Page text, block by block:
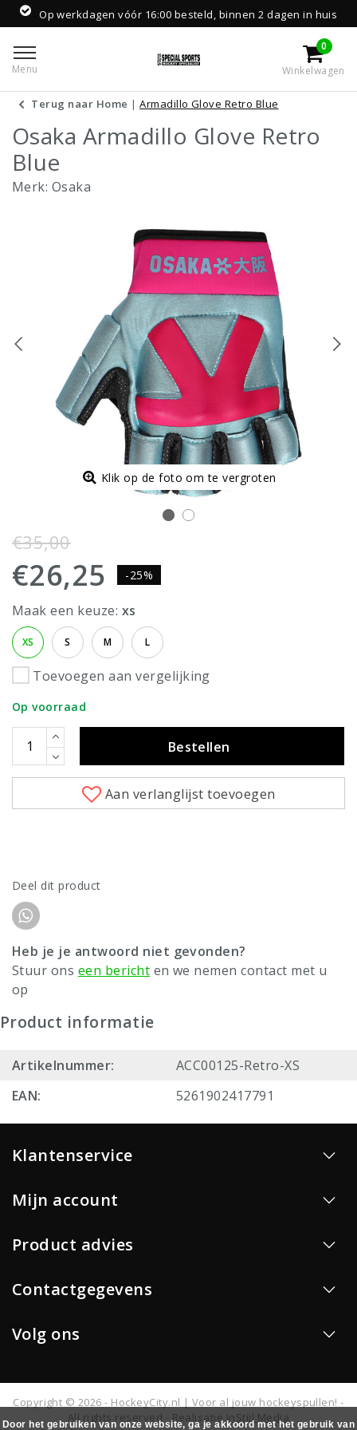
Op werkdagen vóór 16:00 besteld, binnen 2 dagen in huis
Menu
0
Winkelwagen
Terug naar Home |Armadillo Glove Retro Blue
Osaka Armadillo Glove Retro
Blue
Merk: Osaka
Klik op de foto om te vergroten
€35,00
€26,25 -25%
Maak een keuze: xs
XS S M L
Toevoegen aan vergelijking
Op voorraad
Bestellen
Aan verlanglijst toevoegen
Deel dit product
Heb je je antwoord niet gevonden?
Stuur ons een bericht en we nemen contact met u
op
Product informatie
Artikelnummer:
ACC00125-Retro-XS
EAN:
5261902417791
Klantenservice
Mijn account
Product advies
Contactgegevens
Volg ons
Copyright © 2026 - HockeyCity.nl | Voor al jouw hockeyspullen! -
All rights reserved - Realisatie InStijl Media
Door het gebruiken van onze website, ga je akkoord met het gebruik van